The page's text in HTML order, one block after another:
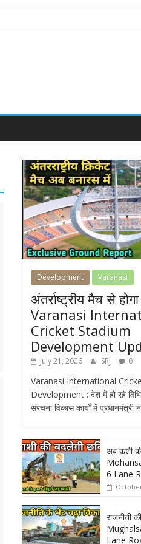
Development Varanasi
अंतर्राष्ट्रीय मैच से
Varanasi
Cricket Stadium
Development
July 21, 2026 SRJ 0
Varanasi International
Development : देश में हो रहे
संरचना विकास कार्यों में प्रधानमंत्री
अब कशी
6 Lane
राजनीती
Lane